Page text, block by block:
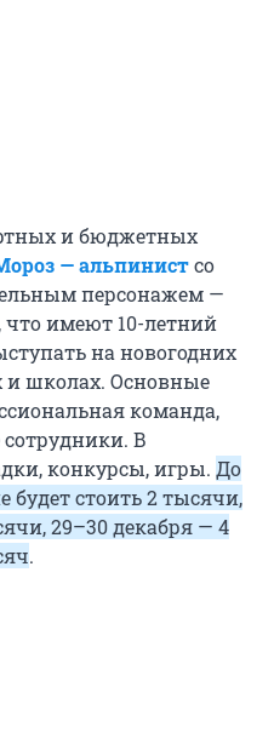
и бюджетных
— альпинистсо
персонажем —
имеют 10-летний
на новогодних
и школах. Основные
команда,
В
конкурсы, игры. До
будет стоить 2 тысячи,
29–30 декабря — 4
.